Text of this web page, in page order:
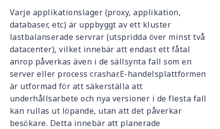
Varje applikationslager (proxy, applikation,
databaser, etc) är uppbyggt av ett kluster
lastbalanserade servrar (utspridda över minst två
datacenter), vilket innebär att endast ett fåtal
anrop påverkas även i de sällsynta fall som en
server eller process crashar.E-handelsplattformen
är utformad för att säkerställa att
underhållsarbete och nya versioner i de flesta fall
kan rullas ut löpande, utan att det påverkar
besökare. Detta innebär att planerade